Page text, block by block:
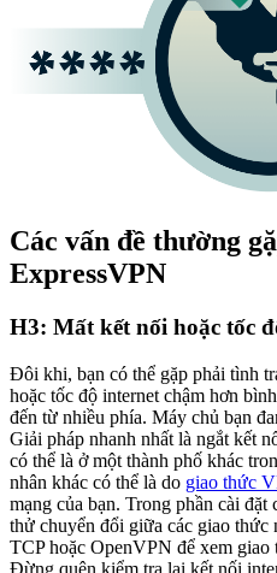
Các vấn đề thường
ExpressVPN
H3: Mất kết nối hoặc tốc
Đôi khi, bạn có thể gặp phải tình
hoặc tốc độ internet chậm hơn
đến từ nhiều phía. Máy chủ bạn
Giải pháp nhanh nhất là ngắt kết
có thể là ở một thành phố khác
nhân khác có thể là do giao thức
mạng của bạn. Trong phần cài
thử chuyển đổi giữa các giao
TCP hoặc OpenVPN để xem giao
Đừng quên kiểm tra lại kết nối